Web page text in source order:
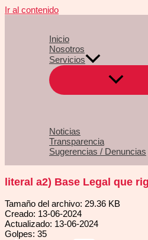
Ir al contenido
Inicio
Nosotros
Servicios
Noticias
Transparencia
Sugerencias / Denuncias
literal a2) Base Legal que
Tamaño del archivo: 29.36 KB
Creado: 13-06-2024
Actualizado: 13-06-2024
Golpes: 35